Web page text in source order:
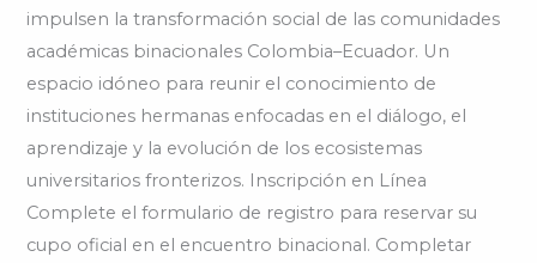
impulsen la transformación social de las comunidades
académicas binacionales Colombia–Ecuador. Un
espacio idóneo para reunir el conocimiento de
instituciones hermanas enfocadas en el diálogo, el
aprendizaje y la evolución de los ecosistemas
universitarios fronterizos. Inscripción en Línea
Complete el formulario de registro para reservar su
cupo oficial en el encuentro binacional. Completar